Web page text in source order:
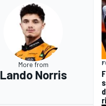
More from
Lando Norris